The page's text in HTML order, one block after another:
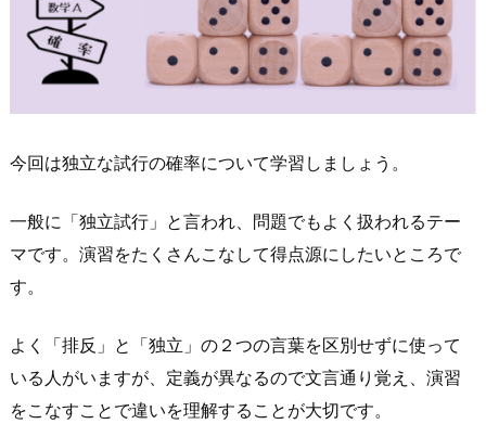
行
と
率
1.
独
行
2.
今回は独立な試行の確率について学習しましょう。
一般に「独立試行」と言われ、問題でもよく扱われるテー
マです。演習をたくさんこなして得点源にしたいところで
す。
よく「排反」と「独立」の２つの言葉を区別せずに使って
いる人がいますが、定義が異なるので文言通り覚え、演習
をこなすことで違いを理解することが大切です。